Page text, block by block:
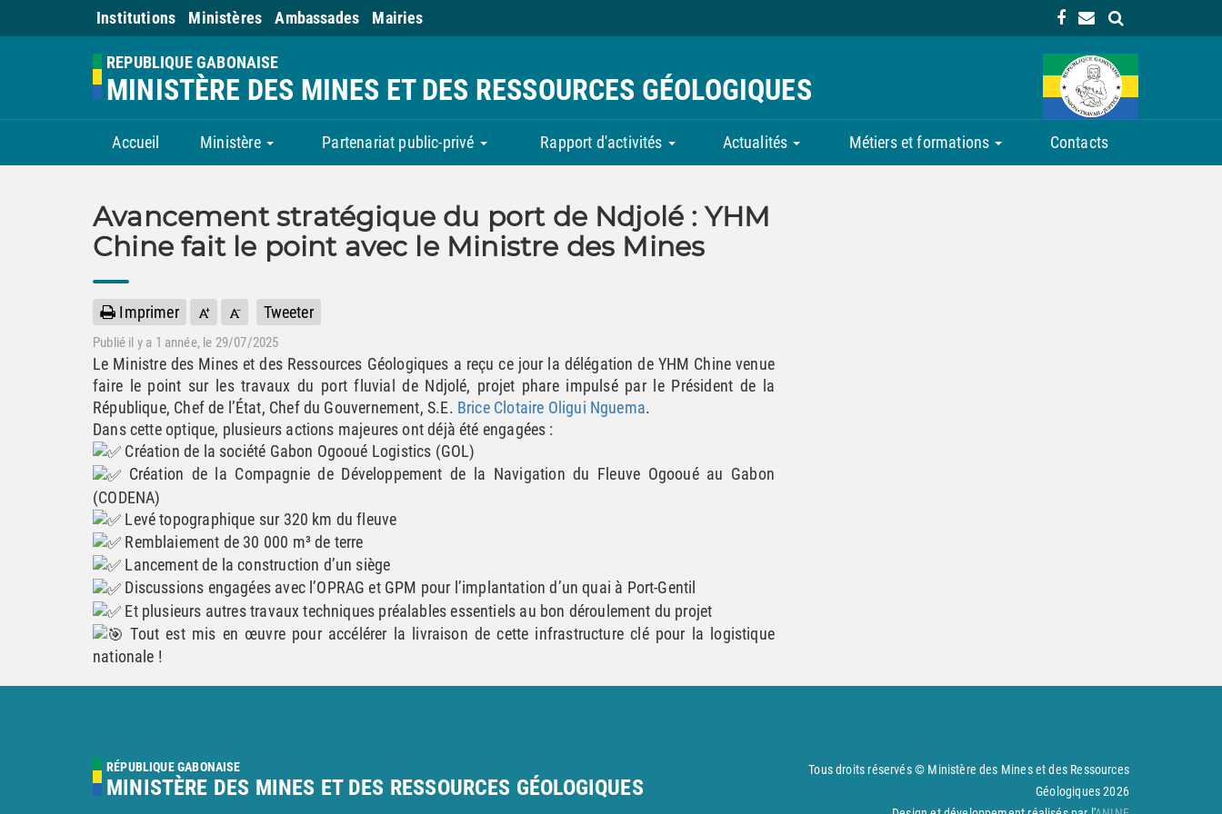
Institutions Ministères Ambassades Mairies
REPUBLIQUE GABONAISE
MINISTÈRE DES MINES ET DES RESSOURCES GÉOLOGIQUES
Accueil Ministère Partenariat public-privé Rapport d'activités Actualités Métiers et formations Contacts
Avancement stratégique du port de Ndjolé : YHM
Chine fait le point avec le Ministre des Mines
Imprimer Tweeter
Publié il y a 1 année, le 29/07/2025
Le Ministre des Mines et des Ressources Géologiques a reçu ce jour la délégation de YHM Chine venue
faire le point sur les travaux du port fluvial de Ndjolé, projet phare impulsé par le Président de la
République, Chef de l’État, Chef du Gouvernement, S.E. Brice Clotaire Oligui Nguema.
Dans cette optique, plusieurs actions majeures ont déjà été engagées :
Création de la société Gabon Ogooué Logistics (GOL)
Création de la Compagnie de Développement de la Navigation du Fleuve Ogooué au Gabon
(CODENA)
Levé topographique sur 320 km du fleuve
Remblaiement de 30 000 m³ de terre
Lancement de la construction d’un siège
Discussions engagées avec l’OPRAG et GPM pour l’implantation d’un quai à Port-Gentil
Et plusieurs autres travaux techniques préalables essentiels au bon déroulement du projet
Tout est mis en œuvre pour accélérer la livraison de cette infrastructure clé pour la logistique
nationale !
RÉPUBLIQUE GABONAISE
MINISTÈRE DES MINES ET DES RESSOURCES GÉOLOGIQUES
Tous droits réservés © Ministère des Mines et des Ressources
Géologiques2026